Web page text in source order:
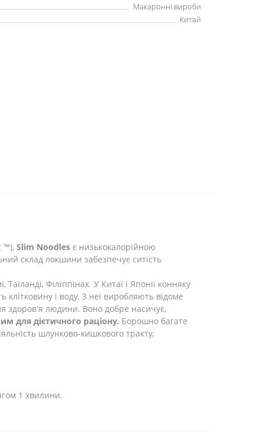
Макаронні вироби
Китай
™), Slim Noodles є низькокалорійною
склад локшини забезпечує ситість
Філіппінах. У Китаї і Японії конняку
клітковину і воду. З неї виробляють відоме
здоров'я людини. Воно добре насичує,
для дієтичного раціону. Борошно багате
шлунково-кишкового тракту,
1 хвилини.